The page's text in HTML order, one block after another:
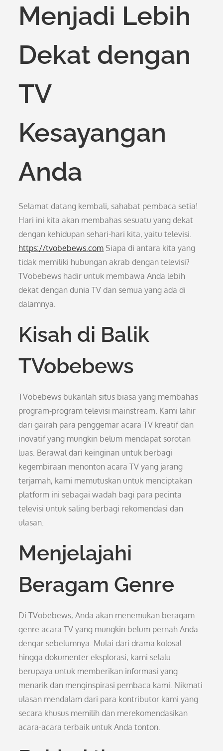
Menjadi Lebih
Dekat dengan
TV
Kesayangan
Anda
Selamat datang kembali, sahabat pembaca setia!
Hari ini kita akan membahas sesuatu yang dekat
dengan kehidupan sehari-hari kita, yaitu televisi.
https://tvobebews.com Siapa di antara kita yang
tidak memiliki hubungan akrab dengan televisi?
TVobebews hadir untuk membawa Anda lebih
dekat dengan dunia TV dan semua yang ada di
dalamnya.
Kisah di Balik
TVobebews
TVobebews bukanlah situs biasa yang membahas
program-program televisi mainstream. Kami lahir
dari gairah para penggemar acara TV kreatif dan
inovatif yang mungkin belum mendapat sorotan
luas. Berawal dari keinginan untuk berbagi
kegembiraan menonton acara TV yang jarang
terjamah, kami memutuskan untuk menciptakan
platform ini sebagai wadah bagi para pecinta
televisi untuk saling berbagi rekomendasi dan
ulasan.
Menjelajahi
Beragam Genre
Di TVobebews, Anda akan menemukan beragam
genre acara TV yang mungkin belum pernah Anda
dengar sebelumnya. Mulai dari drama kolosal
hingga dokumenter eksplorasi, kami selalu
berupaya untuk memberikan informasi yang
menarik dan menginspirasi pembaca kami. Nikmati
ulasan mendalam dari para kontributor kami yang
secara khusus memilih dan merekomendasikan
acara-acara terbaik untuk Anda tonton.